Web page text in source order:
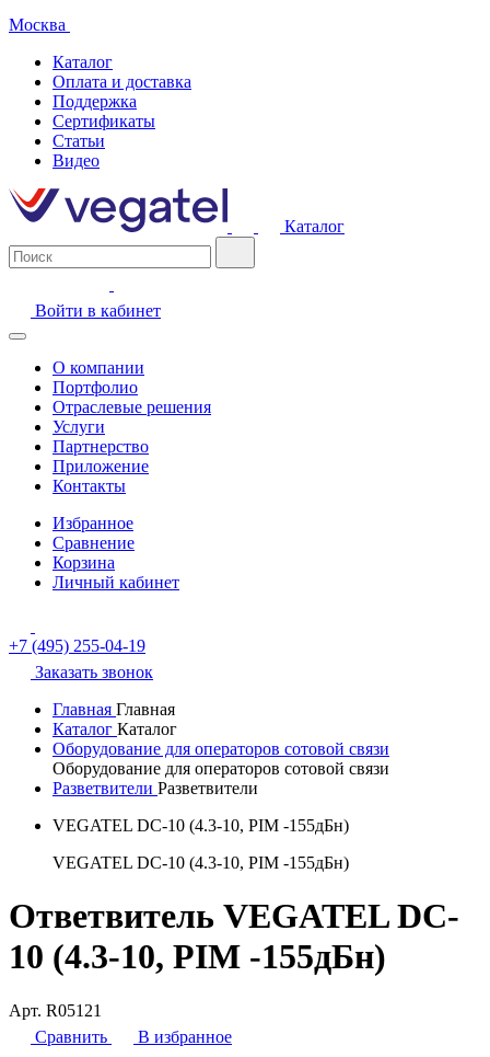
Москва
Каталог
Оплата и доставка
Поддержка
Сертификаты
Статьи
Видео
Каталог
Войти в кабинет
О компании
Портфолио
Отраслевые решения
Услуги
Партнерство
Приложение
Контакты
Избранное
Сравнение
Корзина
Личный кабинет
+7 (495) 255-04-19
Заказать звонок
Главная Главная
Каталог Каталог
Оборудование для операторов сотовой связи
Оборудование для операторов сотовой связи
Разветвители Разветвители
VEGATEL DC-10 (4.3-10, PIM -155дБн)
VEGATEL DC-10 (4.3-10, PIM -155дБн)
Ответвитель VEGATEL DC-
10 (4.3-10, PIM -155дБн)
Арт. R05121
Сравнить
В избранное